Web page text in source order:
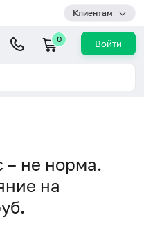
Клиентам
0 Войти
– не норма.
на